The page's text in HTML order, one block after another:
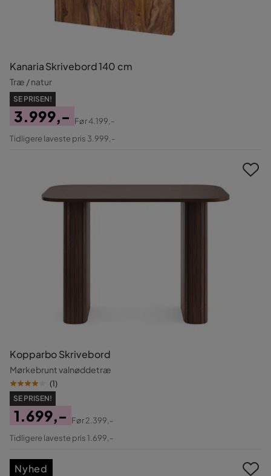
Kanaria Skrivebord 140 cm
Træ / natur
SE PRISEN!
Pris
3.999,-
Original
Før4.199,-
Tidligere laveste pris 3.999,-
Kopparbo Skrivebord
Mørkebrunt valnøddetræ
(1)
SE PRISEN!
Pris
1.699,-
Original
Før2.399,-
Tidligere laveste pris 1.699,-
Nyhed